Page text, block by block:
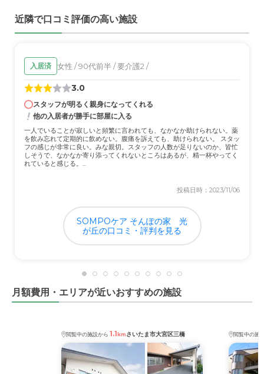
近隣で口コミ評価の高い施設
入居済 女性 / 90代前半 / 要介護2 /
3.0
スタッフが明るく親身になってくれる
他の入居者が勝手に部屋に入る
一人でいることが寂しいと頻繁に言われても、なかなか助けられない。薬
を飲み忘れて定期的に飲めない。腹痛を訴えても、助けられない。 スタッ
フの感じが非常に良い。みな親切。スタッフの人数が足りないのか、皆忙
しそうで、なかなか寄り添ってくれないところはあるが、精一杯やってく
れていると感じる。...
投稿日時：2023/11/06
SOMPOケア そんぽの家 光
が丘の口コミ・評判を見る
月額費用・エリアが近いおすすめの施設
閲覧中の施設から 1.1kmさいたま市大宮区三橋 閲覧中の施